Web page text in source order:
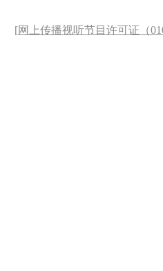
[网上传播视听节目许可证（